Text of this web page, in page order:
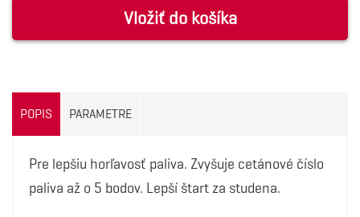
Vložiť do košíka
POPIS PARAMETRE
Pre lepšiu horľavosť paliva. Zvyšuje cetánové číslo
paliva až o 5 bodov. Lepší štart za studena.